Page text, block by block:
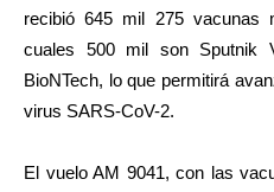
recibió 645 mil 275 vacunas
cuales 500 mil son
BioNTech, lo que permitirá
virus SARS-CoV-2.
El vuelo AM 9041, con las